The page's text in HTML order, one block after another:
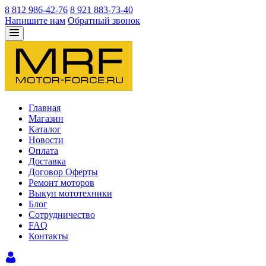
8 812 986-42-76 8 921 883-73-40
Напишите нам Обратный звонок
Главная
Магазин
Каталог
Новости
Оплата
Доставка
Договор Оферты
Ремонт моторов
Выкуп мототехники
Блог
Сотрудничество
FAQ
Контакты